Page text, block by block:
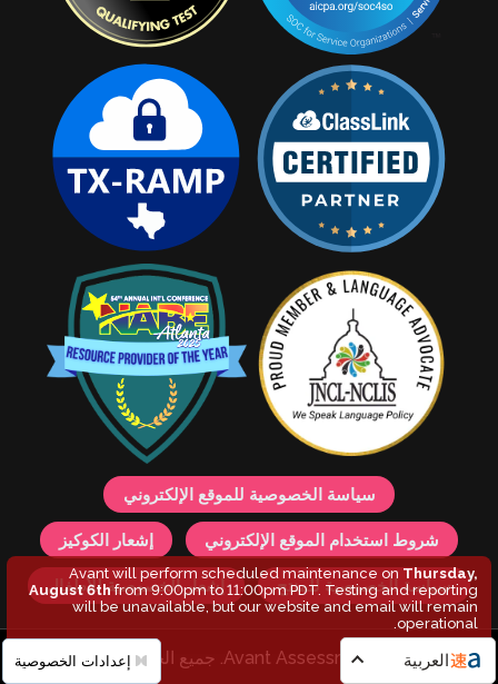
العربية
سياسة الخصوصية للموقع الإلكتروني
شروط استخدام الموقع الإلكتروني إشعار الكوكيز
سياسة الخصوصية للمنتج إشعار الخصوصية للأطفال
© 2026 Avant Assessment. جميع الحقوق محفوظة.
Avant will perform scheduled maintenance on Thursday,
August 6thfrom 9:00pm to 11:00pm PDT. Testing and reporting
will be unavailable, but our website and email will remain
operational.